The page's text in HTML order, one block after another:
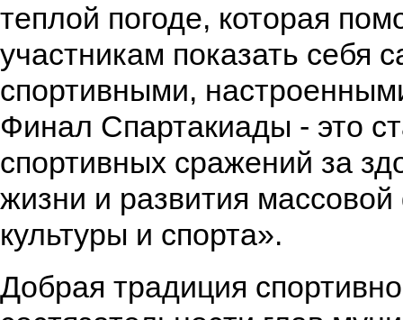
теплой погоде, которая
участникам показать
спортивными,
Финал Спартакиады - это
спортивных сражений за
жизни и развития
культуры и спорта».
Добрая традиция